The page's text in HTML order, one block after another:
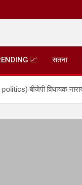
📈 सतना
बीजेपी विधायक